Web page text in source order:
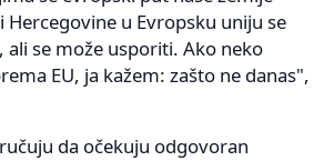
Hercegovine u Evropsku uniju se
ali se može usporiti. Ako neko
EU, ja kažem: zašto ne danas",
da očekuju odgovoran